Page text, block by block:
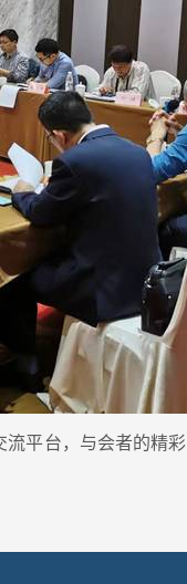
平台，与会者的精